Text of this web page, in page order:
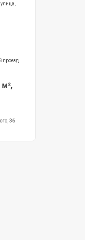
проезд
м²,
36